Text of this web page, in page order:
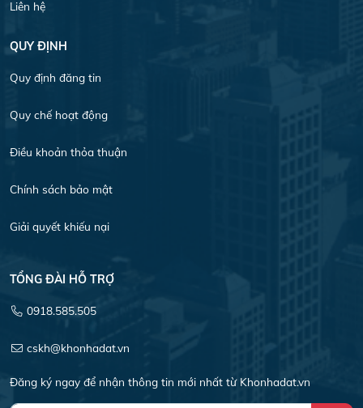
Liên hệ
QUY ĐỊNH
Quy định đăng tin
Quy chế hoạt động
Điều khoản thỏa thuận
Chính sách bảo mật
Giải quyết khiếu nại
TỔNG ĐÀI HỖ TRỢ
0918.585.505
cskh@khonhadat.vn
Đăng ký ngay để nhận thông tin mới nhất từ Khonhadat.vn